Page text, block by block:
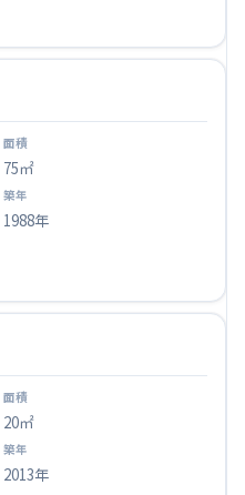
75㎡
1988年
20㎡
2013年